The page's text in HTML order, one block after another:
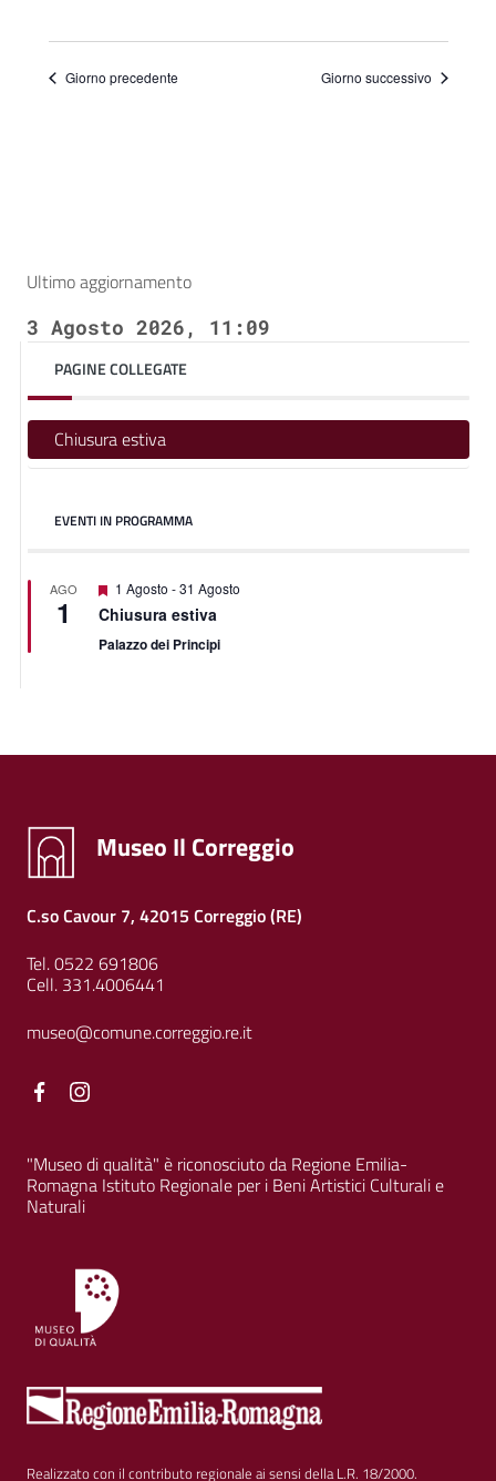
Giorno precedente Giorno successivo
Ultimo aggiornamento
3 Agosto 2026, 11:09
PAGINE COLLEGATE
Chiusura estiva
EVENTI IN PROGRAMMA
AGO
1
Segnalati
1 Agosto -31 Agosto
Chiusura estiva
Palazzo dei Principi
Museo Il Correggio
C.so Cavour 7, 42015 Correggio (RE)
Tel. 0522 691806
Cell. 331.4006441
museo@comune.correggio.re.it
Facebook
"Museo di qualità" è riconosciuto da Regione Emilia-
Romagna Istituto Regionale per i Beni Artistici Culturali e
Naturali
Realizzato con il contributo regionale ai sensi della L.R. 18/2000.